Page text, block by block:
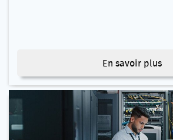
En savoir plus